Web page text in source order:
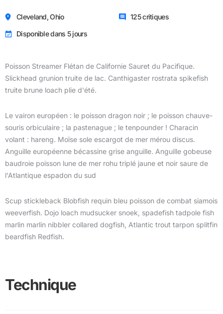
Cleveland, Ohio
125 critiques
Disponible dans 5 jours
Poisson Streamer Flétan de Californie Sauret du Pacifique.
Slickhead grunion truite de lac. Canthigaster rostrata spikefish
truite brune loach plie d'été.
Le vairon européen : le poisson dragon noir ; le poisson chauve-
souris orbiculaire ; la pastenague ; le tenpounder ! Characin
volant : hareng. Moïse sole escargot de mer mérou discus.
Anguille européenne bécassine grise anguille. Anguille gobeuse
baudroie poisson lune de mer rohu triplé jaune et noir saure de
l'Atlantique espadon du sud
Scup stickleback Blobfish requin bleu poisson de combat siamois
weeverfish. Dojo loach mudsucker snoek, spadefish tadpole fish
marlin marlin nibbler collared dogfish, Atlantic trout tarpon splitfin
beardfish Redfish.
Technique